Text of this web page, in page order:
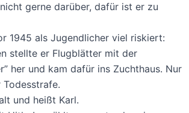
gerne darüber, dafür ist er zu
1945 als Jugendlicher viel riskiert:
stellte er Flugblätter mit der
her und kam dafür ins Zuchthaus. Nur
und heißt Karl.